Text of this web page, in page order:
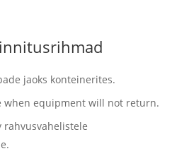
jaoks konteinerites.
when equipment will not return.
rahvusvahelistele